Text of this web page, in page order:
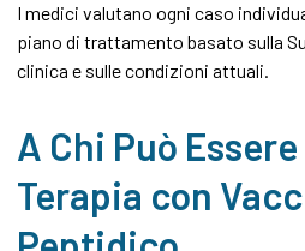
I medici valutano ogni caso
piano di trattamento basato sulla
clinica e sulle condizioni attuali.
A Chi Può
Terapia con